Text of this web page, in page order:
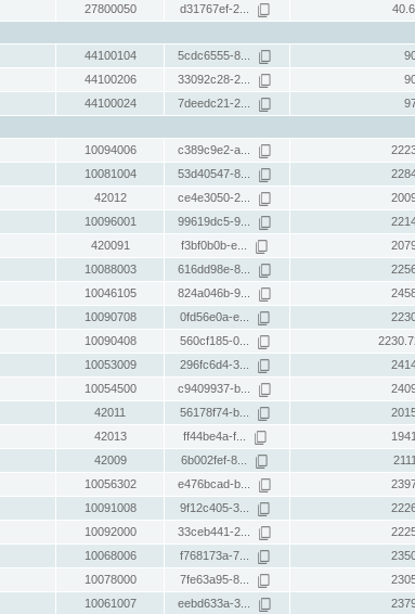
27800050 d31767ef-2...
44100104 5cdc6555-8...
44100206 33092c28-2...
44100024 7deedc21-2...
10094006 c389c9e2-a...
10081004 53d40547-8...
42012 ce4e3050-2...
10096001 99619dc5-9...
420091 f3bf0b0b-e...
10088003 616dd98e-8...
10046105 824a046b-9...
10090708 0fd56e0a-e...
10090408 560cf185-0...
10053009 296fc6d4-3...
10054500 c9409937-b...
42011 56178f74-b...
42013 ff44be4a-f...
42009 6b002fef-8...
10056302 e476bcad-b...
10091008 9f12c405-3...
10092000 33ceb441-2...
10068006 f768173a-7...
10078000 7fe63a95-8...
10061007 eebd633a-3...